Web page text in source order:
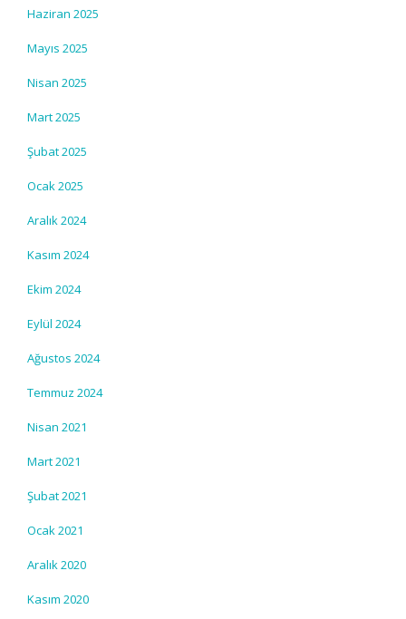
Haziran 2025
Mayıs 2025
Nisan 2025
Mart 2025
Şubat 2025
Ocak 2025
Aralık 2024
Kasım 2024
Ekim 2024
Eylül 2024
Ağustos 2024
Temmuz 2024
Nisan 2021
Mart 2021
Şubat 2021
Ocak 2021
Aralık 2020
Kasım 2020